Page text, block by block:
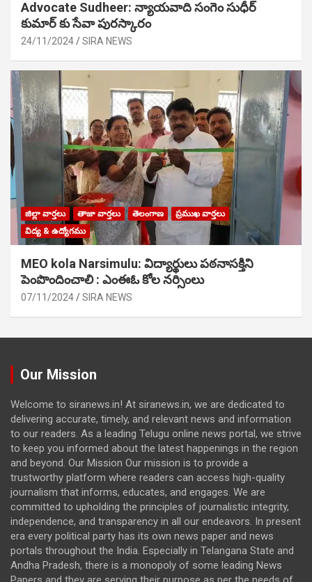
Advocate Sudheer: న్యాయవాది సంగెం సుధీర్
కుమార్ కు సేవా పురస్కారం
24/11/2024 SIRA NEWS
జిల్లా వార్తలు తాజా వార్తలు తెలంగాణ
ప్రముఖ వార్తలు
విద్య & ఉద్యోగము
MEO kola Narsimulu: విద్యార్థులు పఠ‌నాసక్తిని
పెంపొందించాలి : ఎంఈఓ కోల నర్సింలు
07/11/2024 SIRA NEWS
Our Mission
Welcome to siranews.in! At siranews.in, we are dedicated to
delivering accurate, timely, and relevant news and information
to our readers. As a leading Telugu online news portal, we strive
to keep you informed about the latest happenings in the region
and beyond. Our Mission Our mission is to provide a
trustworthy platform where readers can access high-quality
journalism that informs, educates, and engages. We are
committed to upholding the principles of journalistic integrity,
independence, and transparency in all our endeavors. In present
era every political party has its own news paper and news
portals throughout the India. Especially in Telangana State and
Andha Pradesh, there is a monopoly of some leading News